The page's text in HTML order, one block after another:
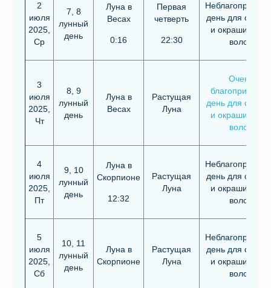
2
июля
2025,
Ср
7, 8
лунный
день
Луна в
Весах
0:16
Первая
четверть
22:30
день для
и окрашивания
волос
3
июля
2025,
Чт
8, 9
лунный
день
Луна в
Весах
Растущая
Луна
Очень
благоприятный
день для
и окрашивания
волос
4
июля
2025,
Пт
9, 10
лунный
день
Луна в
Скорпионе
12:32
Растущая
Луна
день для
и окрашивания
волос
5
июля
2025,
Сб
10, 11
лунный
день
Луна в
Скорпионе
Растущая
Луна
день для
и окрашивания
волос